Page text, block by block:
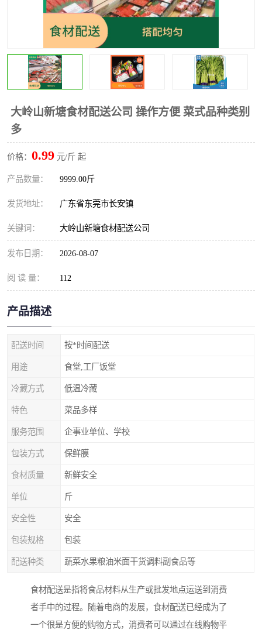
大岭山新塘食材配送公司 操作方便 菜式品种类别
多
价格： 0.99 元/斤 起
产品数量： 9999.00斤
发货地址： 广东省东莞市长安镇
关键词： 大岭山新塘食材配送公司
发布日期： 2026-08-07
阅 读 量： 112
产品描述
配送时间 按*时间配送
用途 食堂,工厂饭堂
冷藏方式 低温冷藏
特色 菜品多样
服务范围 企事业单位、学校
包装方式 保鲜膜
食材质量 新鲜安全
单位 斤
安全性 安全
包装规格 包装
配送种类 蔬菜水果粮油米面干货调料副食品等
食材配送是指将食品材料从生产或批发地点运送到消费
者手中的过程。随着电商的发展，食材配送已经成为了
一个很是方便的购物方式，消费者可以通过在线购物平